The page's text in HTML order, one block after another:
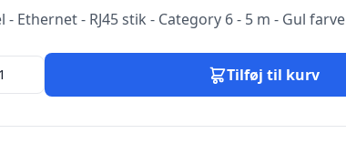
- Ethernet - RJ45 stik - Category 6 - 5 m - Gul farve
Tilføj til kurv